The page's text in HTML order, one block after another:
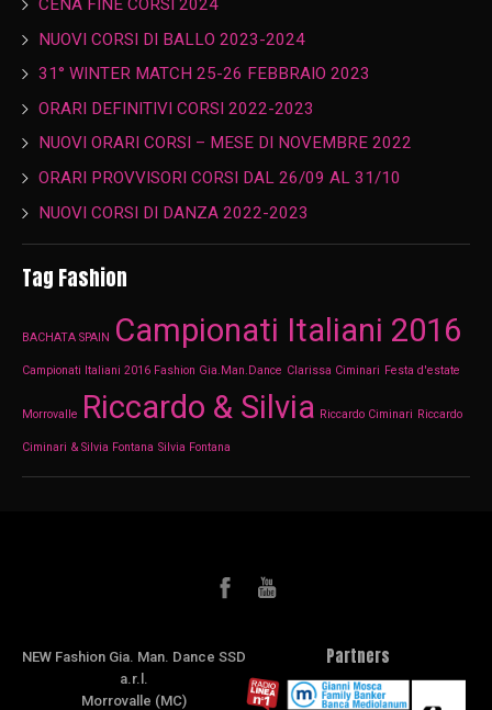
CENA FINE CORSI 2024
NUOVI CORSI DI BALLO 2023-2024
31° WINTER MATCH 25-26 FEBBRAIO 2023
ORARI DEFINITIVI CORSI 2022-2023
NUOVI ORARI CORSI – MESE DI NOVEMBRE 2022
ORARI PROVVISORI CORSI DAL 26/09 AL 31/10
NUOVI CORSI DI DANZA 2022-2023
Tag Fashion
BACHATA SPAIN Campionati Italiani 2016
Campionati Italiani 2016 Fashion Gia.Man.Dance Clarissa Ciminari Festa d'estate
Morrovalle Riccardo & Silvia Riccardo Ciminari Riccardo
Ciminari & Silvia Fontana Silvia Fontana
NEW Fashion Gia. Man. Dance SSD
a.r.l.
Morrovalle (MC)
Partners